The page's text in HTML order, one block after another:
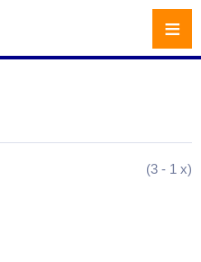
(3 - 1 x)
≡